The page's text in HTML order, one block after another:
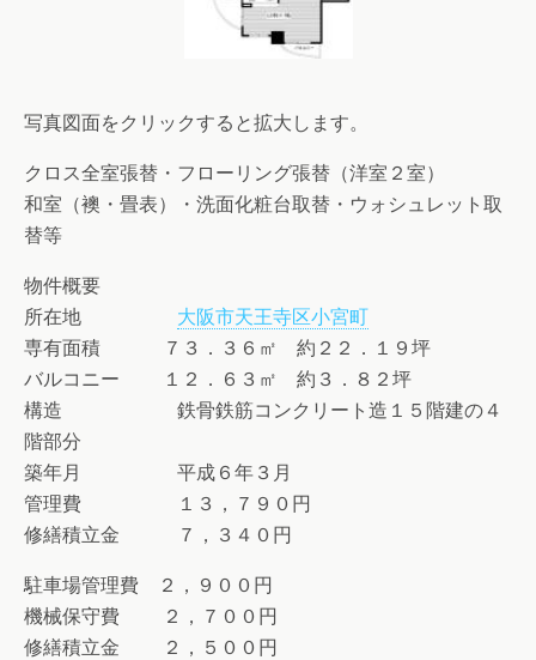
写真図面をクリックすると拡大します。
クロス全室張替・フローリング張替（洋室２室）
和室（襖・畳表）・洗面化粧台取替・ウォシュレット取
替等
物件概要
所在地 大阪市天王寺区小宮町
専有面積 ７３．３６㎡ 約２２．１９坪
バルコニー １２．６３㎡ 約３．８２坪
構造 鉄骨鉄筋コンクリート造１５階建の４
階部分
築年月 平成６年３月
管理費 １３，７９０円
修繕積立金 ７，３４０円
駐車場管理費 ２，９００円
機械保守費 ２，７００円
修繕積立金 ２，５００円